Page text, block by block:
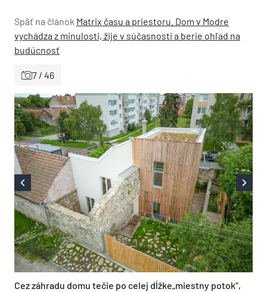
Späť na článok Matrix času a priestoru. Dom v Modre
vychádza z minulosti, žije v súčasnosti a berie ohľad na
budúcnosť
7 / 46
Cez záhradu domu tečie po celej dĺžke„miestny potok“,